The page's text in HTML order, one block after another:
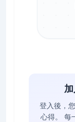
登入後，
心得。
每